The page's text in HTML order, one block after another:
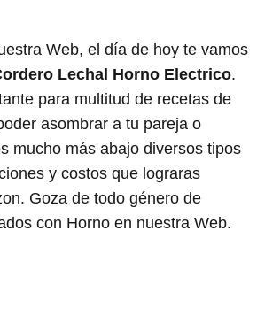
Web, el día de hoy te vamos
Lechal Horno Electrico.
para multitud de recetas de
asombrar a tu pareja o
mucho más abajo diversos tipos
y costos que lograras
Goza de todo género de
con Horno en nuestra Web.